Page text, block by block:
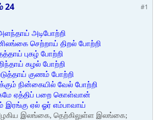
#1
24
அடிபோற்றி
செற்றாய் திறல் போற்றி
புகழ் போற்றி
கழல் போற்றி
குணம் போற்றி
நின்கையில் வேல் போற்றி
ஏத்திப் பறை கொள்வான்
ஏல் ஓர் எம்பாவாய்
இலங்கை, தெற்கிலுள்ள இலங்கை;